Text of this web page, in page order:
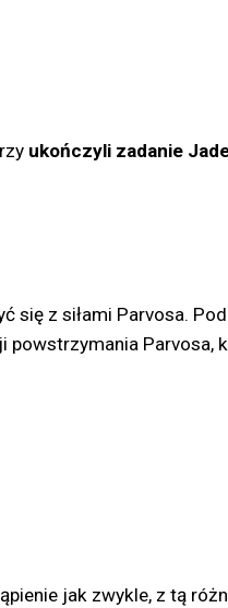
ukończyli zadanie
się z siłami Parvosa.
Parvosa,
jak zwykle, z tą